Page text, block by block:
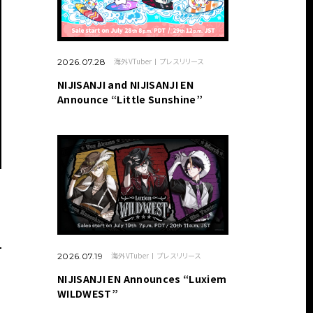
2026.07.28 海外VTuber プレスリリース
NIJISANJI and NIJISANJI EN
Announce “Little Sunshine”
2026.07.19 海外VTuber プレスリリース
NIJISANJI EN Announces “Luxiem
WILDWEST”